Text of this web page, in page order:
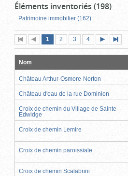
Éléments inventoriés (198)
Patrimoine immobilier (162)
Première
page
Page
précédente
Page
1 (page
actuelle)
Page
2 Page
3 Page
4
suivante
page
Nom
Château Arthur-Osmore-Norton
Château d'eau de la rue Dominion
Croix de chemin du Village de Sainte-
Edwidge
Croix de chemin Lemire
Croix de chemin paroissiale
Croix de chemin Scalabrini